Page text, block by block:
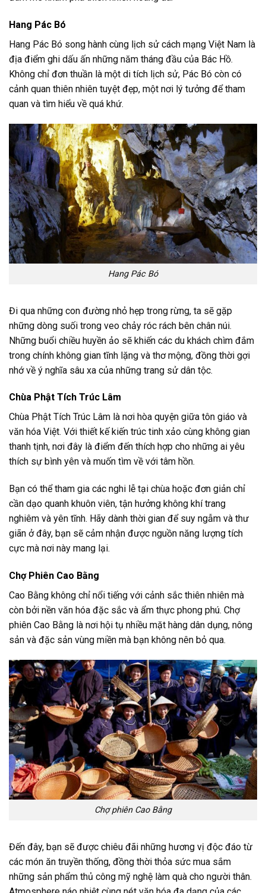
Hang Pác Bó
Hang Pác Bó song hành cùng lịch sử cách mạng Việt Nam là
địa điểm ghi dấu ấn những năm tháng đầu của Bác Hồ.
Không chỉ đơn thuần là một di tích lịch sử, Pác Bó còn có
cảnh quan thiên nhiên tuyệt đẹp, một nơi lý tưởng để tham
quan và tìm hiểu về quá khứ.
Hang Pác Bó
Đi qua những con đường nhỏ hẹp trong rừng, ta sẽ gặp
những dòng suối trong veo chảy róc rách bên chân núi.
Những buổi chiều huyền ảo sẽ khiến các du khách chìm đắm
trong chính không gian tĩnh lặng và thơ mộng, đồng thời gợi
nhớ về ý nghĩa sâu xa của những trang sử dân tộc.
Chùa Phật Tích Trúc Lâm
Chùa Phật Tích Trúc Lâm là nơi hòa quyện giữa tôn giáo và
văn hóa Việt. Với thiết kế kiến trúc tinh xảo cùng không gian
thanh tịnh, nơi đây là điểm đến thích hợp cho những ai yêu
thích sự bình yên và muốn tìm về với tâm hồn.
Bạn có thể tham gia các nghi lễ tại chùa hoặc đơn giản chỉ
cần dạo quanh khuôn viên, tận hưởng không khí trang
nghiêm và yên tĩnh. Hãy dành thời gian để suy ngẫm và thư
giãn ở đây, bạn sẽ cảm nhận được nguồn năng lượng tích
cực mà nơi này mang lại.
Chợ Phiên Cao Bằng
Cao Bằng không chỉ nổi tiếng với cảnh sắc thiên nhiên mà
còn bởi nền văn hóa đặc sắc và ẩm thực phong phú. Chợ
phiên Cao Bằng là nơi hội tụ nhiều mặt hàng dân dụng, nông
sản và đặc sản vùng miền mà bạn không nên bỏ qua.
Chợ phiên Cao Bằng
Đến đây, bạn sẽ được chiêu đãi những hương vị độc đáo từ
các món ăn truyền thống, đồng thời thỏa sức mua sắm
những sản phẩm thủ công mỹ nghệ làm quà cho người thân.